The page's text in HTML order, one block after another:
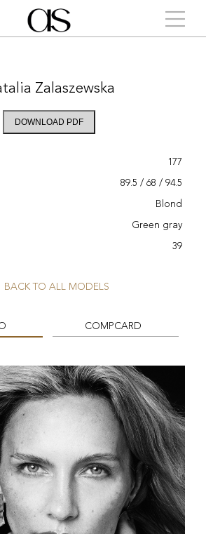
Zalaszewska
DOWNLOAD PDF
177
89.5 / 68 / 94.5
Blond
Green gray
39
BACK TO ALL MODELS
COMPCARD